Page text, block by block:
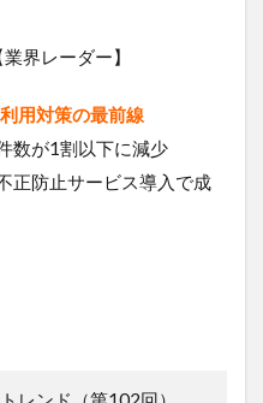
界レーダー】
用対策の最前線
数が1割以下に減少
正防止サービス導入で成